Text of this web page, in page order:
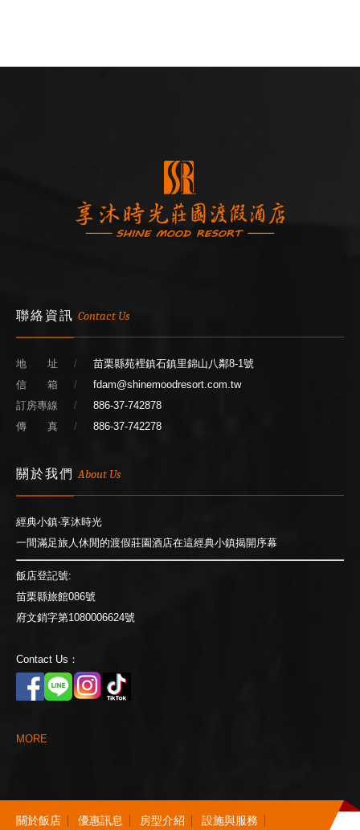
聯絡資訊 Contact Us
地 址
苗栗縣苑裡鎮石鎮里錦山八鄰8-1號
信 箱
fdam@shinemoodresort.com.tw
訂房專線
886-37-742878
傳 真
886-37-742278
關於我們 About Us
經典小鎮‧享沐時光
一間滿足旅人休閒的渡假莊園酒店在這經典小鎮揭開序幕
飯店登記號:
苗栗縣旅館086號
府文銷字第1080006624號
Contact Us：
MORE
關於飯店 優惠訊息 房型介紹 設施與服務